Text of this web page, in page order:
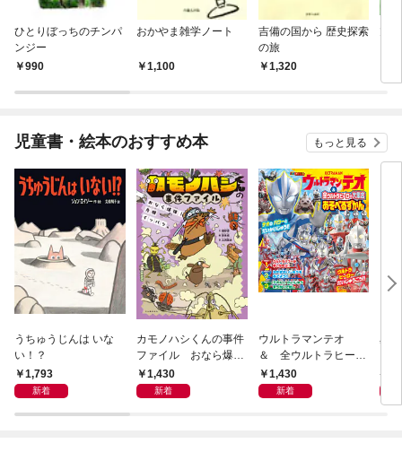
ひとりぼっちのチンパ
ンジー
990
おかやま雑学ノート
1,100
吉備の国から 歴史探索
の旅
1,320
旭
児童書・絵本のおすすめ本 もっと見る
うちゅうじんは いな
い！？
1,793
新着
カモノハシくんの事件
ファイル おなら爆
弾！ 危機イッパツ編
1,430
新着
ウルトラマンテオ
＆ 全ウルトラヒーロ
ー大集合 あそべるず
かん
1,430
新着
星